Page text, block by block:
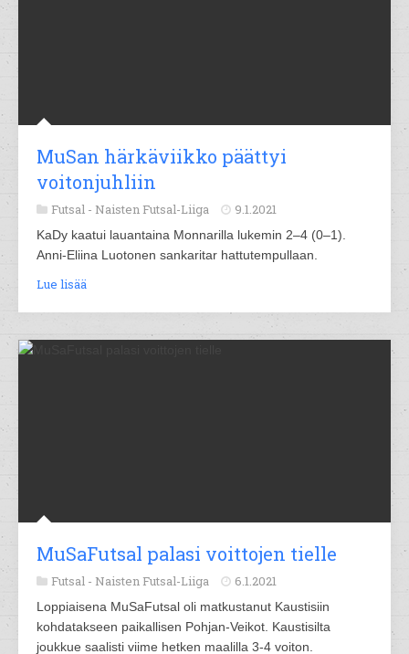
MuSan härkäviikko päättyi
voitonjuhliin
Futsal - Naisten Futsal-Liiga 9.1.2021
KaDy kaatui lauantaina Monnarilla lukemin 2–4 (0–1).
Anni-Eliina Luotonen sankaritar hattutempullaan.
Lue lisää
MuSaFutsal palasi voittojen tielle
Futsal - Naisten Futsal-Liiga 6.1.2021
Loppiaisena MuSaFutsal oli matkustanut Kaustisiin
kohdatakseen paikallisen Pohjan-Veikot. Kaustisilta
joukkue saalisti viime hetken maalilla 3-4 voiton.